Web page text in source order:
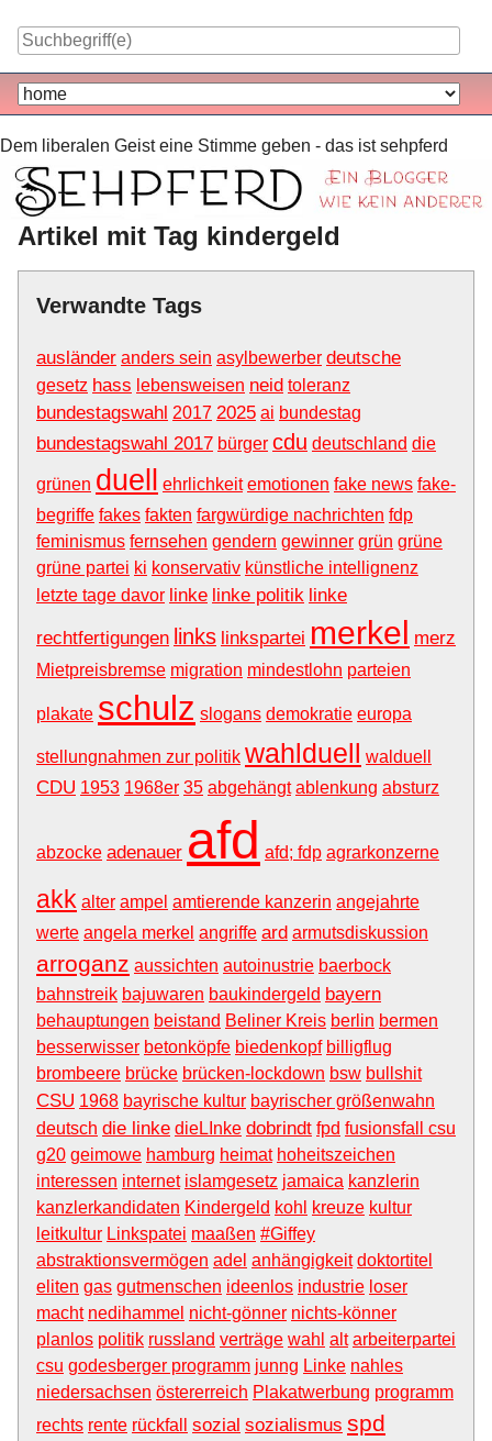
Navigation
Dem liberalen Geist eine Stimme geben - das ist sehpferd
Artikel mit Tag kindergeld
Verwandte Tags
ausländer anders sein asylbewerber deutsche
gesetz hass lebensweisen neid toleranz
bundestagswahl 2017 2025 ai bundestag
bundestagswahl 2017 bürger cdu deutschland die
grünen duell ehrlichkeit emotionen fake news fake-
begriffe fakes fakten fargwürdige nachrichten fdp
feminismus fernsehen gendern gewinner grün grüne
grüne partei ki konservativ künstliche intellignenz
letzte tage davor linke linke politik linke
rechtfertigungen links linkspartei merkel merz
Mietpreisbremse migration mindestlohn parteien
plakate schulz slogans demokratie europa
stellungnahmen zur politik wahlduell walduell
CDU 1953 1968er 35 abgehängt ablenkung absturz
abzocke adenauer afd afd; fdp agrarkonzerne
akk alter ampel amtierende kanzerin angejahrte
werte angela merkel angriffe ard armutsdiskussion
arroganz aussichten autoinustrie baerbock
bahnstreik bajuwaren baukindergeld bayern
behauptungen beistand Beliner Kreis berlin bermen
besserwisser betonköpfe biedenkopf billigflug
brombeere brücke brücken-lockdown bsw bullshit
CSU 1968 bayrische kultur bayrischer größenwahn
deutsch die linke dieLInke dobrindt fpd fusionsfall csu
g20 geimowe hamburg heimat hoheitszeichen
interessen internet islamgesetz jamaica kanzlerin
kanzlerkandidaten Kindergeld kohl kreuze kultur
leitkultur Linkspatei maaßen #Giffey
abstraktionsvermögen adel anhängigkeit doktortitel
eliten gas gutmenschen ideenlos industrie loser
macht nedihammel nicht-gönner nichts-könner
planlos politik russland verträge wahl alt arbeiterpartei
csu godesberger programm junng Linke nahles
niedersachsen östererreich Plakatwerbung programm
rechts rente rückfall sozial sozialismus spd